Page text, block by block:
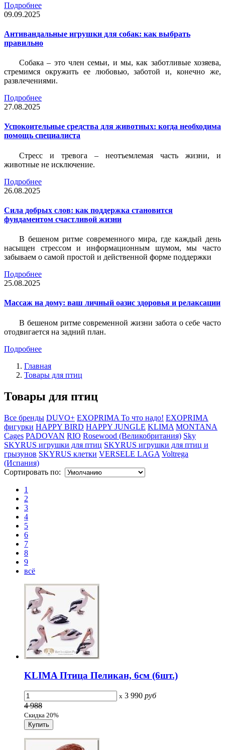
Подробнее
09.09.2025
Антивандальные игрушки для собак: как выбрать
правильно
Собака – это член семьи, и мы, как заботливые хозяева,
стремимся окружить ее любовью, заботой и, конечно же,
развлечениями.
Подробнее
27.08.2025
Успокоительные средства для животных: когда необходима
помощь специалиста
Стресс и тревога – неотъемлемая часть жизни, и
животные не исключение.
Подробнее
26.08.2025
Сила добрых слов: как поддержка становится
фундаментом счастливой жизни
В бешеном ритме современного мира, где каждый день
насыщен стрессом и информационным шумом, мы часто
забываем о самой простой и действенной форме поддержки
Подробнее
25.08.2025
Массаж на дому: ваш личный оазис здоровья и релаксации
В бешеном ритме современной жизни забота о себе часто
отодвигается на задний план.
Подробнее
Главная
Товары для птиц
Товары для птиц
Все бренды DUVO+ EXOPRIMA То что надо! EXOPRIMA
фигурки HAPPY BIRD HAPPY JUNGLE KLIMA MONTANA
Cages PADOVAN RIO Rosewood (Великобритания) Sky
SKYRUS игрушки для птиц SKYRUS игрушки для птиц и
грызунов SKYRUS клетки VERSELE LAGA Voltrega
(Испания)
Сортировать по:
1
2
3
4
5
6
7
8
9
всё
KLIMA Птица Пеликан, 6см (6шт.)
x 3 990 руб
4 988
Скидка 20%